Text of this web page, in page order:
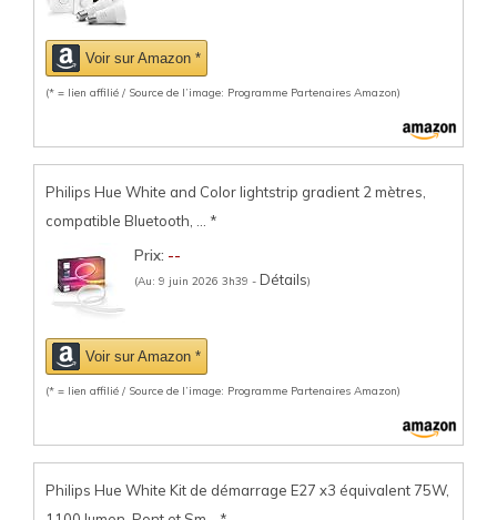
Voir sur Amazon *
(* = lien affilié / Source de l’image: Programme Partenaires Amazon)
Philips Hue White and Color lightstrip gradient 2 mètres,
compatible Bluetooth, ... *
Prix: --
(Au: 9 juin 2026 3h39 - Détails)
Voir sur Amazon *
(* = lien affilié / Source de l’image: Programme Partenaires Amazon)
Philips Hue White Kit de démarrage E27 x3 équivalent 75W,